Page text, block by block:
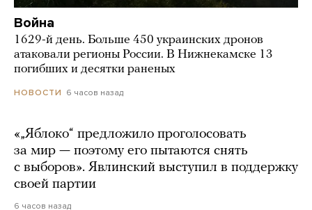
Война
1629-й день. Больше 450 украинских дронов
атаковали регионы России. В Нижнекамске 13
погибших и десятки раненых
НОВОСТИ 6 часов назад
«„Яблоко“ предложило проголосовать
за мир — поэтому его пытаются снять
с выборов». Явлинский выступил в поддержку
своей партии
6 часов назад